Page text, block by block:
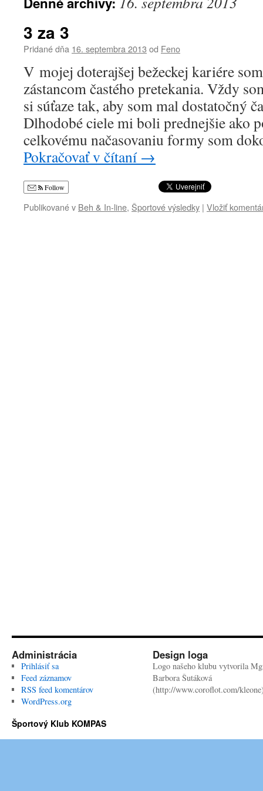
3 za 3
Pridané dňa 16. septembra 2013 od Feno
V mojej doterajšej bežeckej kariére
zástancom častého pretekania. Vždy
si súťaze tak, aby som mal dostatočný
Dlhodobé ciele mi boli prednejšie ako
celkovému načasovaniu formy som
Pokračovať v čítaní →
Follow
Publikované v Beh & In-line, Športové výsledky | Vložiť
Administrácia
Prihlásiť sa
Feed záznamov
RSS feed komentárov
WordPress.org
Design loga
Logo našeho klubu vytvorila
Barbora Šutáková
(http://www.coroflot.com/
Športový Klub KOMPAS